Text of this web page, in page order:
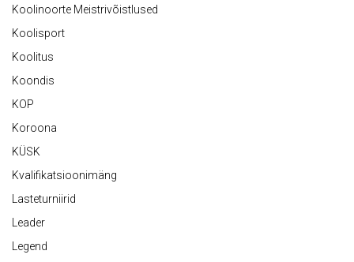
Koolinoorte Meistrivõistlused
Koolisport
Koolitus
Koondis
KOP
Koroona
KÜSK
Kvalifikatsioonimäng
Lasteturniirid
Leader
Legend